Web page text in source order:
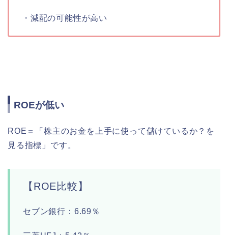
・減配の可能性が高い
ROEが低い
ROE＝「株主のお金を上手に使って儲けているか？を
見る指標」です。
【ROE比較】
セブン銀行：6.69％